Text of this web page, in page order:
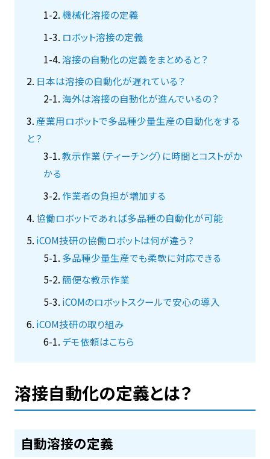
機械化溶接の定義
ロボット溶接の定義
溶接の自動化の定義をまとめると？
日本は溶接の自動化が遅れている？
海外は溶接の自動化が進んでいるの？
産業用ロボットで多品種少量生産の自動化をする
と？
教示作業（ティーチング）に時間とコストがか
かる
作業者の負担が増加する
協働ロボットであれば多品種の自動化が可能
iCOM技研の協働ロボットは何が違う？
多品種少量生産でも柔軟に対応できる
簡便な教示作業
iCOMのロボットスクールで安心の導入
iCOM技研の取り組み
デモ依頼はこちら
溶接自動化の定義とは？
自動溶接の定義